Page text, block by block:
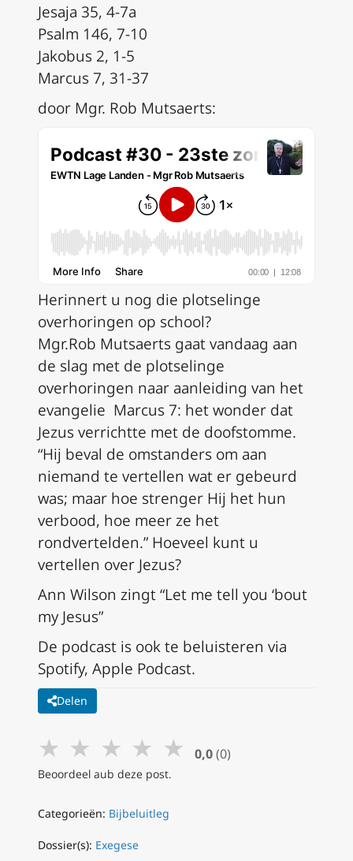
Jesaja 35, 4-7a
Psalm 146, 7-10
Jakobus 2, 1-5
Marcus 7, 31-37
door Mgr. Rob Mutsaerts:
Herinnert u nog die plotselinge
overhoringen op school?
Mgr.Rob Mutsaerts gaat vandaag aan
de slag met de plotselinge
overhoringen naar aanleiding van het
evangelie Marcus 7: het wonder dat
Jezus verrichtte met de doofstomme.
“Hij beval de omstanders om aan
niemand te vertellen wat er gebeurd
was; maar hoe strenger Hij het hun
verbood, hoe meer ze het
rondvertelden.” Hoeveel kunt u
vertellen over Jezus?
Ann Wilson zingt “Let me tell you ‘bout
my Jesus”
De podcast is ook te beluisteren via
Spotify, Apple Podcast.
Delen
★ ★ ★ ★ ★ 0,0 (0)
Beoordeel aub deze post.
Categorieën: Bijbeluitleg
Dossier(s): Exegese